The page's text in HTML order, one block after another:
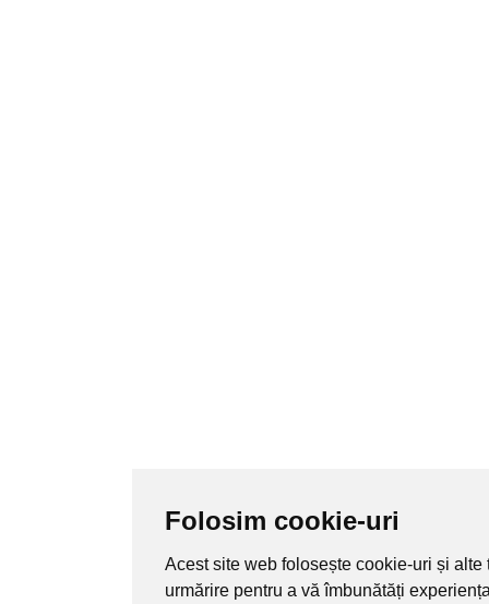
Folosim cookie-uri
Acest site web folosește cookie-uri și alte
urmărire pentru a vă îmbunătăți